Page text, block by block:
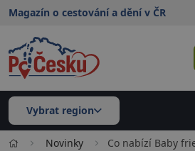
Magazín o cestování a dění v ČR
Vybrat region
Novinky Co nabízí Baby